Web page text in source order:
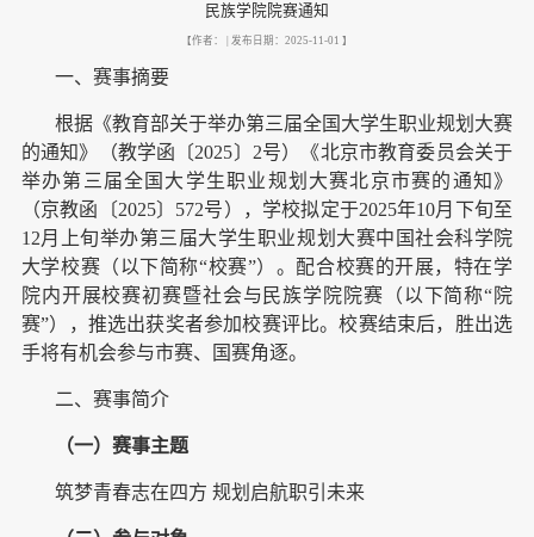
民族学院院赛通知
【作者： | 发布日期：2025-11-01 】
一、赛事摘要
根据《教育部关于举办第三届全国大学生职业规划大赛
的通知》（教学函〔2025〕2号）《北京市教育委员会关于
举办第三届全国大学生职业规划大赛北京市赛的通知》
（京教函〔2025〕572号），学校拟定于2025年10月下旬至
12月上旬举办第三届大学生职业规划大赛中国社会科学院
大学校赛（以下简称“校赛”）。配合校赛的开展，特在学
院内开展校赛初赛暨社会与民族学院院赛（以下简称“院
赛”），推选出获奖者参加校赛评比。校赛结束后，胜出选
手将有机会参与市赛、国赛角逐。
二、赛事简介
（一）赛事主题
筑梦青春志在四方 规划启航职引未来